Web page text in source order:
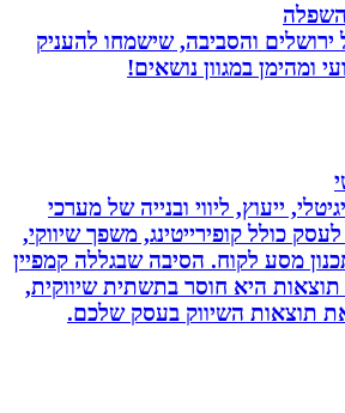
והסביבה, שישמחו להעניק
במגוון נושאים!
ייעוץ, ליווי ובנייה של מערכי
כולל קופירייטינג, משפך שיווקי,
מסע לקוח. הסיבה שבגללה קמפיין
היא חוסר בתשתית שיווקית,
השיווק בעסק שלכם.